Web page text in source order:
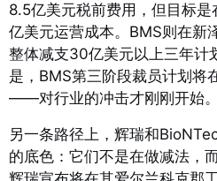
8.5亿美元税前费用，但目标
亿美元运营成本。 BMS则在新
整体减支30亿美元以上三年计
是，BMS第三阶段裁员计划将
——对行业的冲击才刚刚开始。
另一条路径上，辉瑞和
的底色：它们不是在做减法，